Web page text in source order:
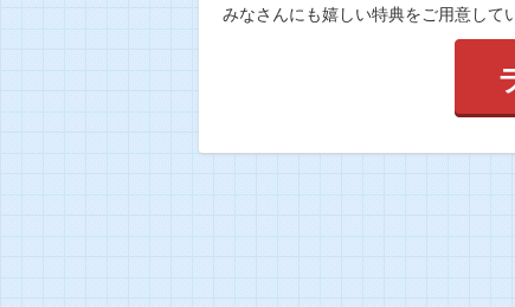
みなさんにも嬉しい特典をご用意して